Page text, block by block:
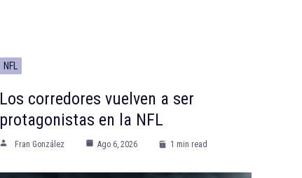
NFL
Los corredores vuelven a ser
protagonistas en la NFL
Fran González Ago 6, 2026 1 min read